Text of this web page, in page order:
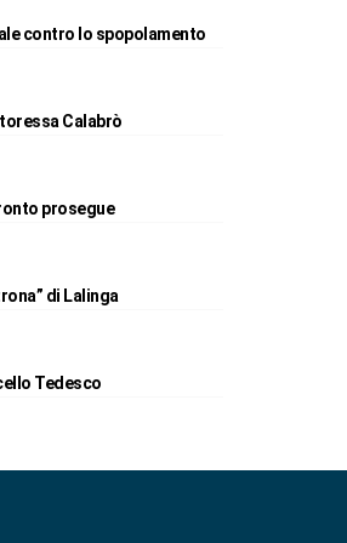
contro lo spopolamento
Calabrò
prosegue
di Lalinga
Tedesco